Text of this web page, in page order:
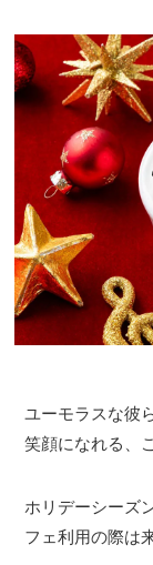
ユーモラスな彼
笑顔になれる、
ホリデーシーズ
フェ利用の際は